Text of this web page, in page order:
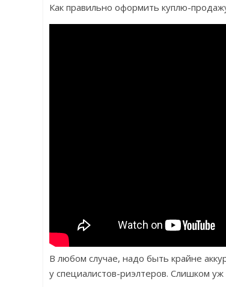
Как правильно оформить куплю-
В любом случае, надо быть крайне
у специалистов-риэлтеров. Слишком